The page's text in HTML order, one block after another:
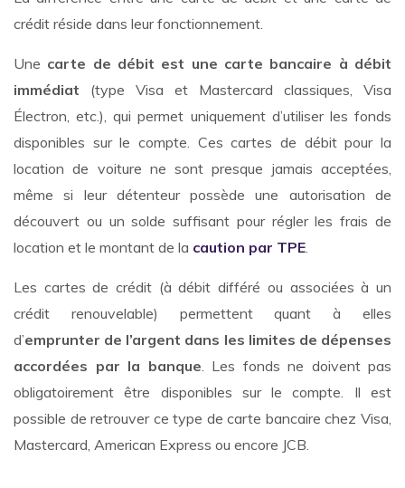
crédit réside dans leur fonctionnement.
Une carte de débit est une carte bancaire à débit
immédiat (type Visa et Mastercard classiques, Visa
Électron, etc.), qui permet uniquement d’utiliser les fonds
disponibles sur le compte. Ces cartes de débit pour la
location de voiture ne sont presque jamais acceptées,
même si leur détenteur possède une autorisation de
découvert ou un solde suffisant pour régler les frais de
location et le montant de la caution par TPE
Les cartes de crédit (à débit différé ou associées à un
crédit renouvelable) permettent quant à elles
d’emprunter de l’argent dans les limites de dépenses
accordées par la banque . Les fonds ne doivent pas
obligatoirement être disponibles sur le compte. Il est
possible de retrouver ce type de carte bancaire chez Visa,
Mastercard, American Express ou encore JCB.